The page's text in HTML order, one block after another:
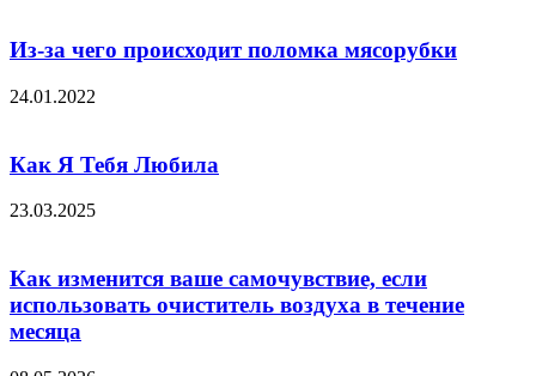
Из-за чего происходит поломка мясорубки
24.01.2022
Как Я Тебя Любила
23.03.2025
Как изменится ваше самочувствие, если
использовать очиститель воздуха в течение
месяца